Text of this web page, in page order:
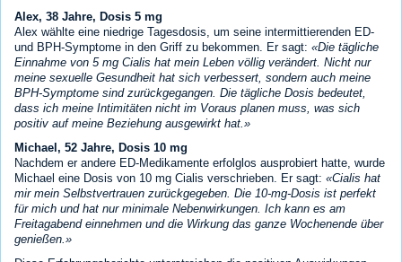
Alex, 38 Jahre, Dosis 5 mg
Alex wählte eine niedrige Tagesdosis, um seine intermittierenden ED-
und BPH-Symptome in den Griff zu bekommen. Er sagt:
Die tägliche
Einnahme von 5 mg Cialis hat mein Leben völlig verändert. Nicht nur
meine sexuelle Gesundheit hat sich verbessert, sondern auch meine
BPH-Symptome sind zurückgegangen. Die tägliche Dosis bedeutet,
dass ich meine Intimitäten nicht im Voraus planen muss, was sich
positiv auf meine Beziehung ausgewirkt hat.
Michael, 52 Jahre, Dosis 10 mg
Nachdem er andere ED-Medikamente erfolglos ausprobiert hatte, wurde
Michael eine Dosis von 10 mg Cialis verschrieben. Er sagt:
Cialis hat
mir mein Selbstvertrauen zurückgegeben. Die 10-mg-Dosis ist perfekt
für mich und hat nur minimale Nebenwirkungen. Ich kann es am
Freitagabend einnehmen und die Wirkung das ganze Wochenende über
genießen.